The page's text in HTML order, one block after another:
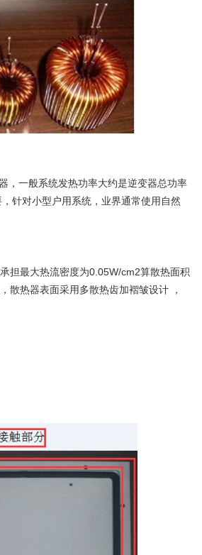
，一般系统发热功率大约是逆变器总功率
针对小型户用系统，业界通常使用自然
担最大热流密度为0.05W/cm2算散热面积
散热器表面采用多散热齿加褶皱设计 ，